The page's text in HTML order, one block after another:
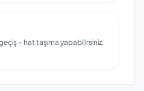
– hat taşıma yapabilirsiniz.